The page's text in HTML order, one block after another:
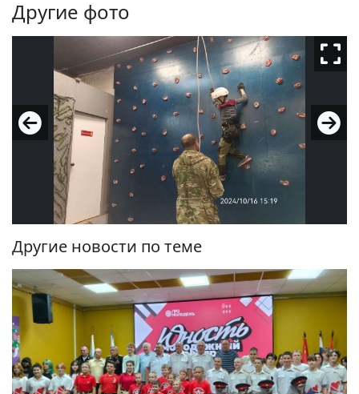
Другие фото
Другие новости по теме